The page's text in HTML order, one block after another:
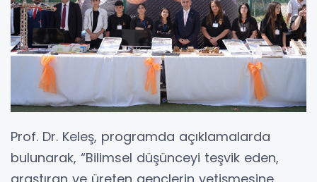
Prof. Dr. Keleş, programda açıklamalarda
bulunarak, “Bilimsel düşünceyi teşvik eden,